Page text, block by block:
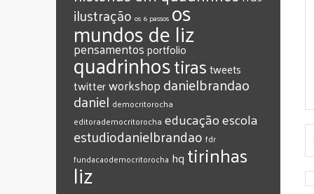
ilustração os 6 passos os
mundos de liz
pensamentosportfolio
quadrinhostirastweets
twitterworkshop‎danielbrandao‬
‎daniel‬ ‎democritorocha
‎editorademocritorocha ‎educação‎escola
‎estudiodanielbrandao ‎fdr
‎fundacaodemocritorocha ‎hq ‎tirinhas
‪‎liz